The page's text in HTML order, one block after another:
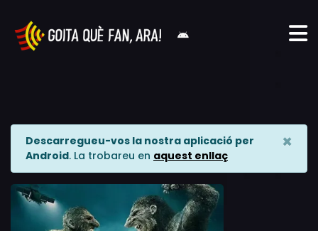
Descarregueu-vos la nostra aplicació per
Android. La trobareu en aquest enllaç
×